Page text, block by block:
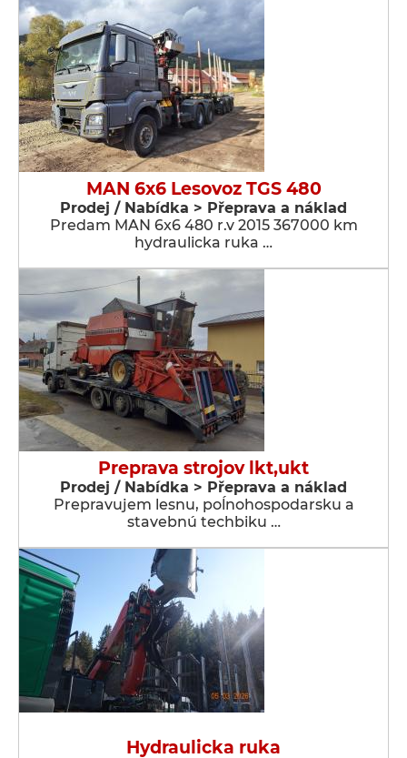
MAN 6x6 Lesovoz TGS 480
Prodej / Nabídka > Přeprava a náklad
Predam MAN 6x6 480 r.v 2015 367000 km
hydraulicka ruka …
Preprava strojov lkt,ukt
Prodej / Nabídka > Přeprava a náklad
Prepravujem lesnu, poĺnohospodarsku a
stavebnú techbiku …
Hydraulicka ruka